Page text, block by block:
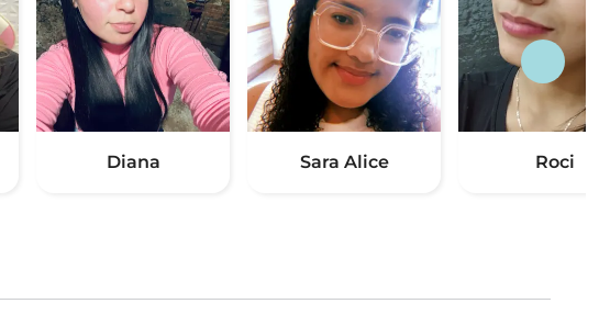
Diana Sara Alice Roci